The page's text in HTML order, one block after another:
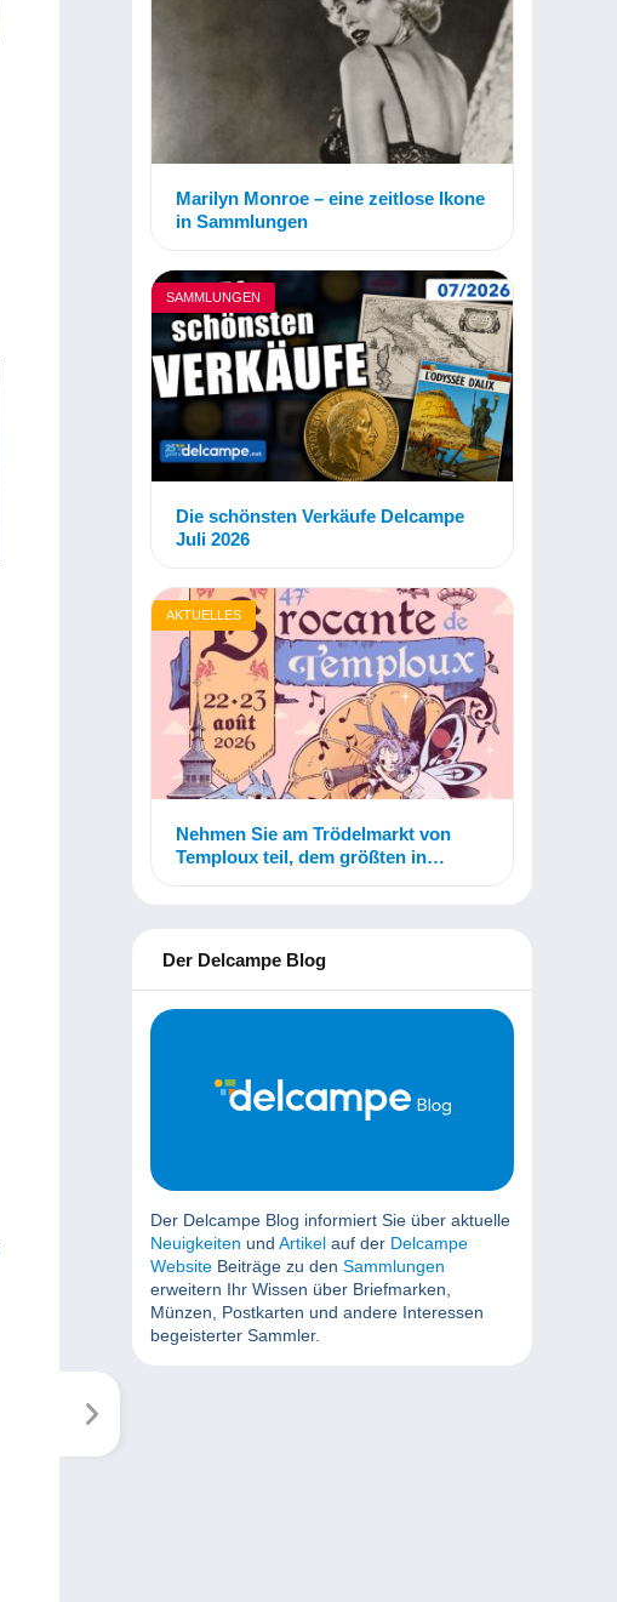
Marilyn Monroe – eine zeitlose Ikone
in Sammlungen
SAMMLUNGEN
Die schönsten Verkäufe Delcampe
Juli 2026
AKTUELLES
Nehmen Sie am Trödelmarkt von
Temploux teil, dem größten in
Der Delcampe Blog
Der Delcampe Blog informiert Sie über aktuelle
Neuigkeiten und Artikel auf der Delcampe
Website Beiträge zu den Sammlungen
erweitern Ihr Wissen über Briefmarken,
Münzen, Postkarten und andere Interessen
begeisterter Sammler.